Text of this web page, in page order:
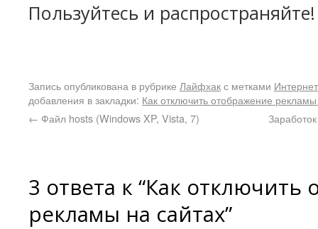
Пользуйтесь и распространяйте!
Запись опубликована в рубрике Лайфхакс метками Интернет
добавления в закладки: Как отключить отображение
← Файл hosts (Windows XP, Vista, 7)
3 ответа к “Как отключить
рекламы на сайтах”